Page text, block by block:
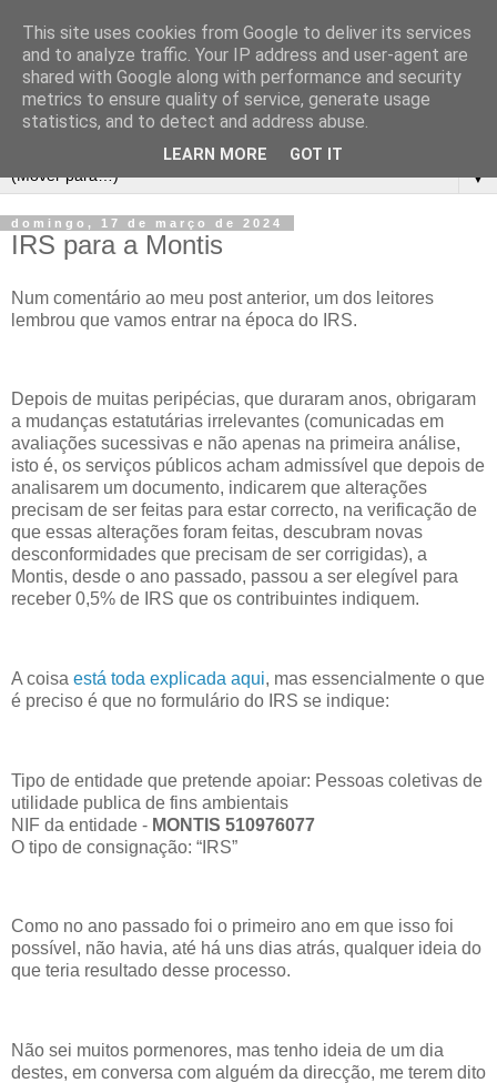
▼
domingo, 17 de março de 2024
IRS para a Montis
Num comentário ao meu post anterior, um dos leitores
lembrou que vamos entrar na época do IRS.
Depois de muitas peripécias, que duraram anos, obrigaram
a mudanças estatutárias irrelevantes (comunicadas em
avaliações sucessivas e não apenas na primeira análise,
isto é, os serviços públicos acham admissível que depois de
analisarem um documento, indicarem que alterações
precisam de ser feitas para estar correcto, na verificação de
que essas alterações foram feitas, descubram novas
desconformidades que precisam de ser corrigidas), a
Montis, desde o ano passado, passou a ser elegível para
receber 0,5% de IRS que os contribuintes indiquem.
A coisa está toda explicada aqui, mas essencialmente o que
é preciso é que no formulário do IRS se indique:
Tipo de entidade que pretende apoiar: Pessoas coletivas de
utilidade publica de fins ambientais
NIF da entidade - MONTIS 510976077
O tipo de consignação: “IRS”
Como no ano passado foi o primeiro ano em que isso foi
possível, não havia, até há uns dias atrás, qualquer ideia do
que teria resultado desse processo.
Não sei muitos pormenores, mas tenho ideia de um dia
destes, em conversa com alguém da direcção, me terem dito
This site uses cookies from Google to deliver its services
and to analyze traffic. Your IP address and user-agent are
shared with Google along with performance and security
metrics to ensure quality of service, generate usage
statistics, and to detect and address abuse.
LEARN MORE GOT IT